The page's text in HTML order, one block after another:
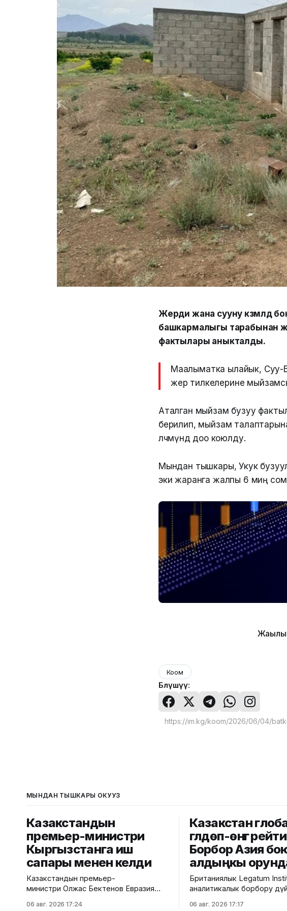
Жерди жана сууну
башкармалыгы тарабынан
фактылары аныкталды.
Маалыматка ылайык, Суу-
жер тилкелерине
Аталган мыйзам бузуу
берилип, мыйзам
өлчөмүндө доо коюлду.
Мындан тышкары, Укук
эки жаранга жалпы 6 миң
Коом
Бөлүшүү:
МЫНДАН ТЫШКАРЫ ОКУҢУЗ
Казакстандын
премьер-министри
Кыргызстанга иш
сапары менен келди
Казакстандын премьер-
министри Олжас Бектенов Евразия
жыйынына катышуу үчүн Кыргызстанга
06 авг. 2026 17:24
Казакстан
гүлдөп-өнүгүү
Борбор Азия
алдыңкы
Британиялык Legatum
аналитикалык борбору
жылдык Prosperity Index
06 авг. 2026 17:17